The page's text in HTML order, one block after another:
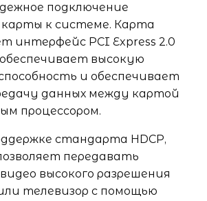
подключение
карты к системе. Карта
интерфейс PCI Express 2.0
высокую
и обеспечивает
данных между картой
процессором.
стандарта HDCP,
передавать
высокого разрешения
телевизор с помощью